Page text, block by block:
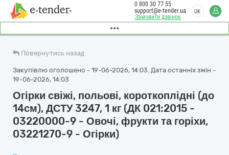
Замовити дзвінок
0 800 30 77 55
support@e-tender.ua
UK
Повернутись назад
Закупівлю оголошено - 19-06-2026, 14:03. Дата останніх змін -
19-06-2026, 14:03
Огірки свіжі, польові, короткоплідні (до
14см), ДСТУ 3247, 1 кг (ДК 021:2015 -
03220000-9 - Овочі, фрукти та горіхи,
03221270-9 - Огірки)